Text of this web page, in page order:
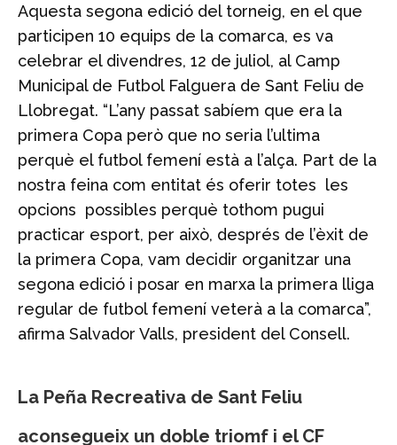
Aquesta segona edició del torneig, en el que
participen 10 equips de la comarca, es va
celebrar el divendres, 12 de juliol, al Camp
Municipal de Futbol Falguera de Sant Feliu de
Llobregat. “L’any passat sabíem que era la
primera Copa però que no seria l’ultima
perquè el futbol femení està a l’alça. Part de la
nostra feina com entitat és oferir totes les
opcions possibles perquè tothom pugui
practicar esport, per això, després de l’èxit de
la primera Copa, vam decidir organitzar una
segona edició i posar en marxa la primera lliga
regular de futbol femení veterà a la comarca”,
afirma Salvador Valls, president del Consell.
La Peña Recreativa de Sant Feliu
aconsegueix un doble triomf i el CF